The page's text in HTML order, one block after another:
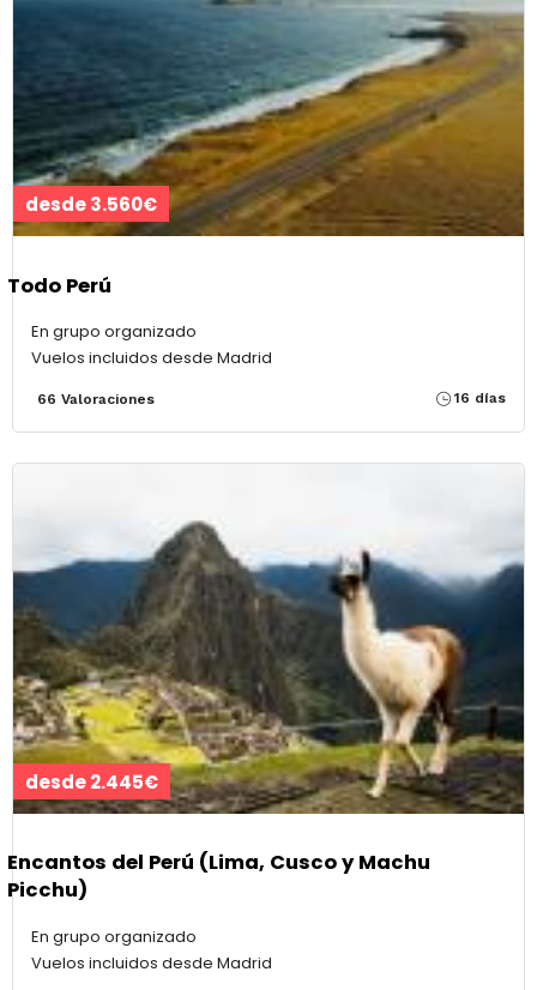
desde 3.560€
Todo Perú
En grupo organizado
Vuelos incluidos desde Madrid
66 Valoraciones 16 días
desde 2.445€
Encantos del Perú (Lima, Cusco y Machu
Picchu)
En grupo organizado
Vuelos incluidos desde Madrid